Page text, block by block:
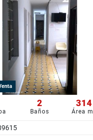
2
Baños
314
Área m